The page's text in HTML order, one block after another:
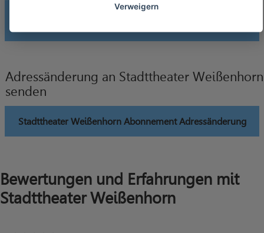
Stadttheater Weißenhorn Abonnement Änderung
Adressänderung an Stadttheater Weißenhorn
senden
Stadttheater Weißenhorn Abonnement Adressänderung
Bewertungen und Erfahrungen mit
Stadttheater Weißenhorn
Verweigern